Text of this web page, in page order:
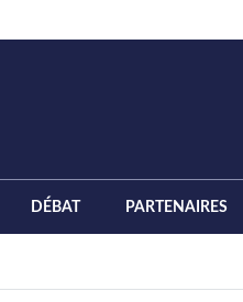
DÉBAT PARTENAIRES